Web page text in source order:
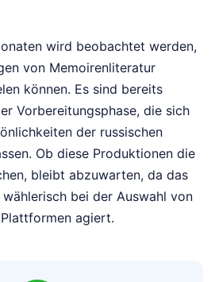
wird beobachtet werden,
von Memoirenliteratur
können. Es sind bereits
Vorbereitungsphase, die sich
der russischen
Ob diese Produktionen die
bleibt abzuwarten, da das
bei der Auswahl von
agiert.